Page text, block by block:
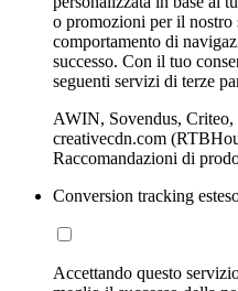
o promozioni per il
comportamento di
successo. Con il tuo
seguenti servizi di terze
AWIN, Sovendus,
creativecdn.com
Raccomandazioni di
Conversion tracking
Accettando questo